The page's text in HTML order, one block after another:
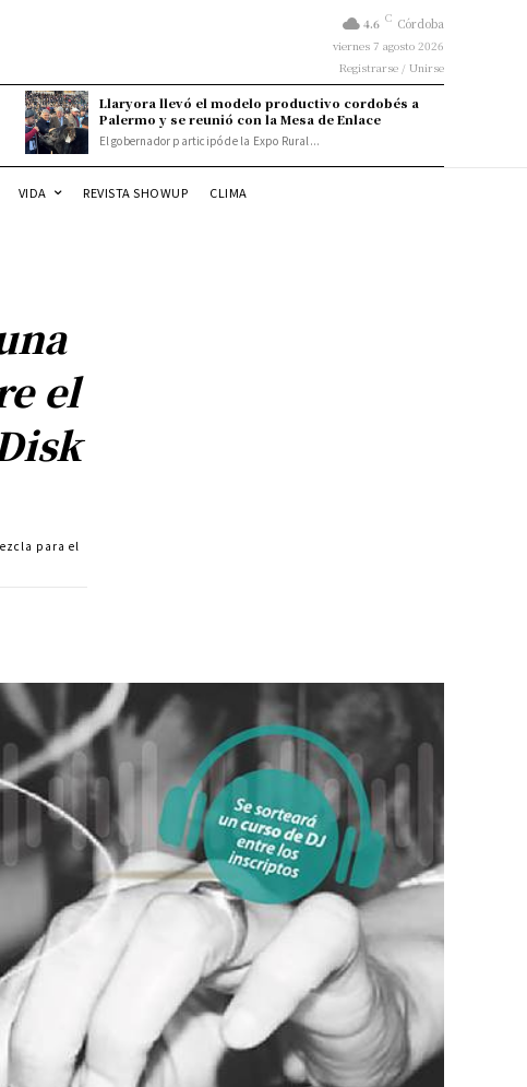
4.6 C Córdoba
viernes 7 agosto 2026
Registrarse / Unirse
Llaryora llevó el modelo productivo cordobés a
Palermo y se reunió con la Mesa de Enlace
El gobernador participó de la Expo Rural...
VIDA REVISTA SHOWUP CLIMA
el
para el